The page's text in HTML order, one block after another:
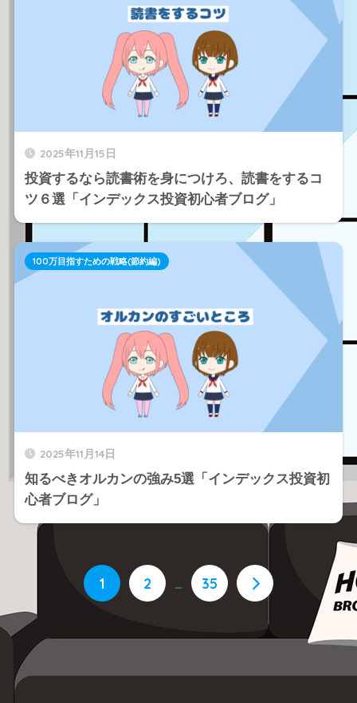
2025年11月15日
投資するなら読書術を身につけろ、読書をするコ
ツ６選「インデックス投資初心者ブログ」
2025年11月14日
知るべきオルカンの強み5選「インデックス投資初
心者ブログ」
100万目指すための戦略(節約編)
1 2 … 35